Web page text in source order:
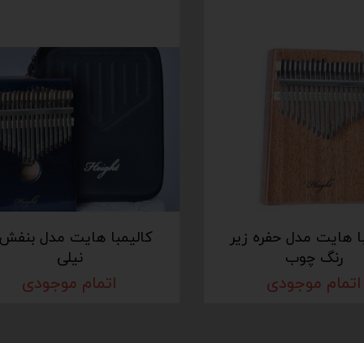
هایت مدل حفره زیر
رنگ چوب
اتمام موجودی
کالیمبا هایت مدل
نیلی
اتمام موجودی